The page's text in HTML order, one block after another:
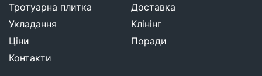
Тротуарна плитка
Доставка
Укладання
Клінінг
Ціни
Поради
Контакти